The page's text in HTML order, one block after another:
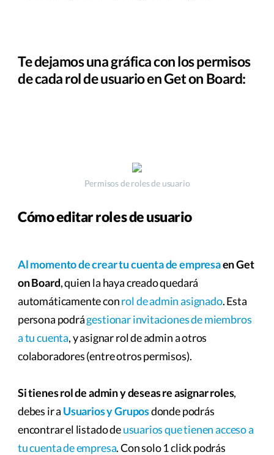
Te dejamos una gráfica con los permisos
de cada rol de usuario en Get on Board:
Permisos de roles de usuario
Cómo editar roles de usuario
Al momento de crear tu cuenta de empresaen Get
on Board, quien la haya creado quedará
automáticamente conrol de admin asignado. Esta
persona podrágestionar invitaciones de miembros
a tu cuenta, y asignar rol de admin a otros
colaboradores (entre otros permisos).
Si tienes rol de admin y deseas re asignar roles,
debes ir a Usuarios y Gruposdonde podrás
encontrar el listado deusuarios que tienen acceso a
tu cuenta de empresa. Con solo 1 click podrás